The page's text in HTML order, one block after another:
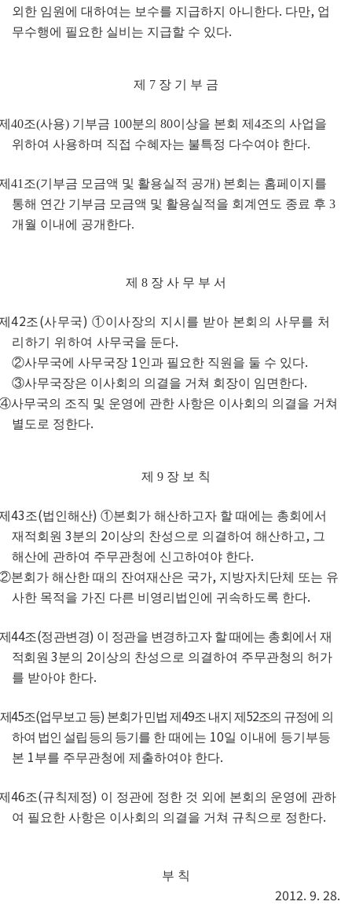
외한 임원에 대하여는 보수를 지급하지 아니한다. 다만, 업
무수행에 필요한 실비는 지급할 수 있다.
제 7 장 기 부 금
40조(사용) 기부금 100분의80이상을 본회 제4조의 사업을
위하여 사용하며 직접 수혜자는 불특정 다수여야 한다.
41 조(기부금 모금액 및 활용실적 공개) 본회는 홈페이지를
통해 연간 기부금 모금액 및 활용실적을 회계연도 종료 후 3
개월 이내에 공개한다.
제 8 장 사 무 부 서
42조(사무국) ①이사장의 지시를 받아 본회의 사무를 처
리하기 위하여사무국을 둔다.
②사무국에 사무국장 1인과 필요한 직원을 둘 수 있다.
③사무국장은 이사회의 의결을 거쳐 회장이 임면한다.
사무국의 조직 및 운영에 관한 사항은 이사회의 의결을 거쳐
별도로 정한다.
제 9 장 보 칙
43조(법인해산)①본회가 해산하고자 할 때에는 총회에서
재적회원 3분의 2이상의 찬성으로 의결하여 해산하고, 그
해산에 관하여 주무관청에 신고하여야 한다.
본회가 해산한 때의 잔여재산은 국가, 지방자치단체 또는 유
사한 목적을 가진 다른 비영리법인에 귀속하도록 한다.
44조(정관변경) 이 정관을 변경하고자 할 때에는 총회에서 재
적회원 3분의 2이상의 찬성으로 의결하여 주무관청의 허가
를 받아야 한다.
제45조(업무보고 등) 본회가 민법 제49조 내지 제 52조의 규정에 의
하여 법인 설립 등의 등기를 한 때에는 10일 이내에 등기부등
본 1부를 주무관청에 제출하여야 한다.
46조(규칙제정) 이 정관에 정한 것 외에 본회의 운영에 관하
여 필요한 사항은 이사회의 의결을 거쳐 규칙으로 정한다.
부 칙
2012. 9. 28.